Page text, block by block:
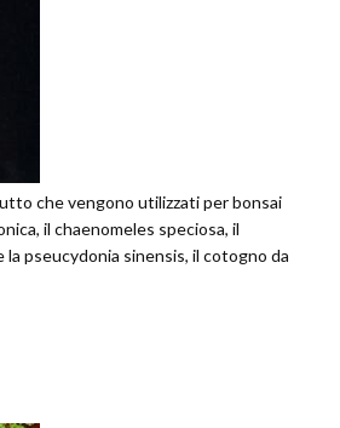
che vengono utilizzati per bonsai
il chaenomeles speciosa, il
la pseucydonia sinensis, il cotogno da